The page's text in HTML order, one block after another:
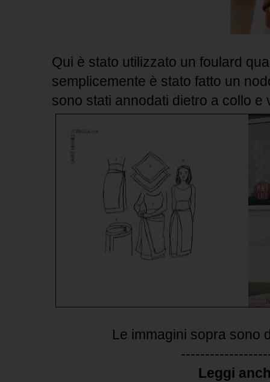
Qui è stato utilizzato un foulard
semplicemente è stato fatto un
sono stati annodati dietro a collo e
Le immagini sopra sono
Leggi